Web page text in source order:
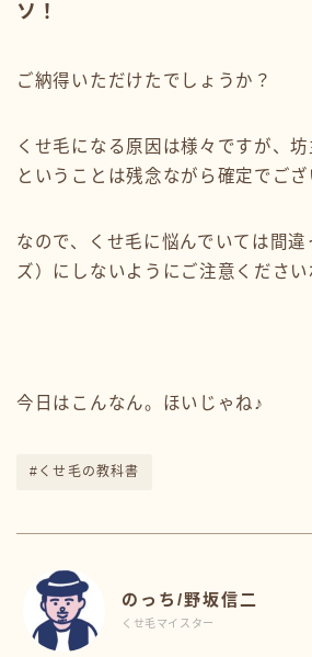
ソ！
ご納得いただけたでしょうか？
くせ毛になる原因は様々ですが、
ということは残念ながら確定でござ
なので、くせ毛に悩んでいては間違
ズ）にしないようにご注意ください
今日はこんなん。ほいじゃね♪
#くせ毛の教科書
のっち/野坂信二
くせ毛マイスター